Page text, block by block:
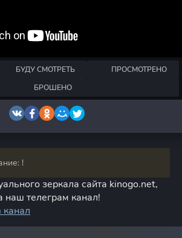
БУДУ СМОТРЕТЬ
ПРОСМОТРЕНО
БРОШЕНО
!
зеркала сайта kinogo.net,
наш телеграм канал!
канал